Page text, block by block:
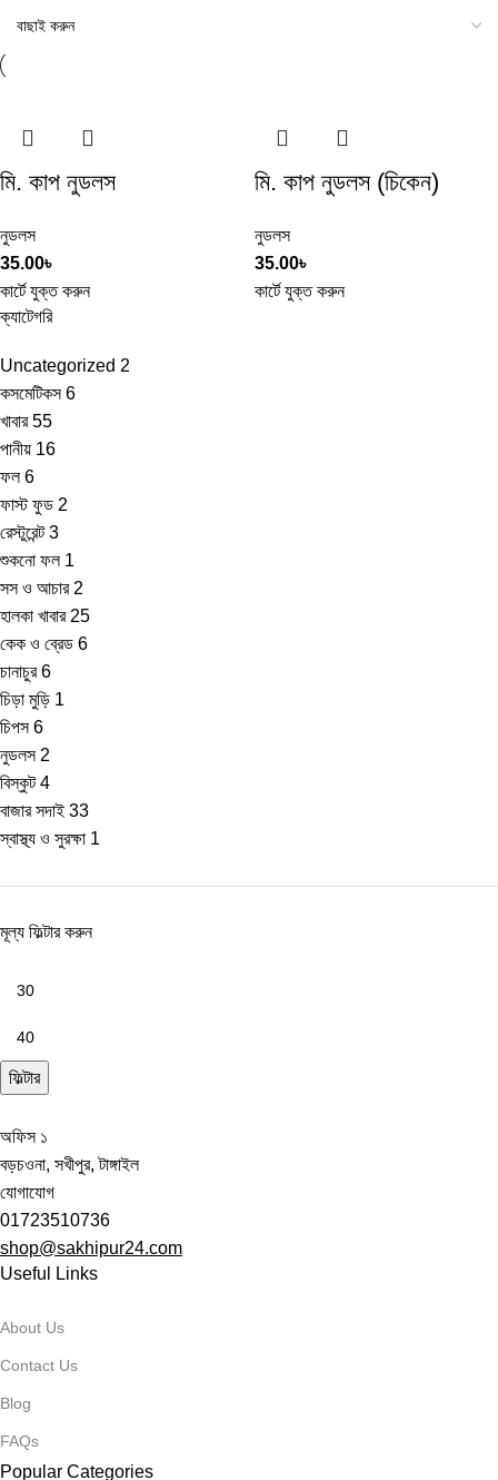
মি. কাপ নুডলস
নুডলস
35.00৳
কার্টে যুক্ত করুন
মি. কাপ নুডলস (চিকেন)
নুডলস
35.00৳
কার্টে যুক্ত করুন
ক্যাটেগরি
Uncategorized 2
কসমেটিকস 6
খাবার 55
পানীয় 16
ফল 6
ফাস্ট ফুড 2
রেস্টুরেন্ট 3
শুকনো ফল 1
সস ও আচার 2
হালকা খাবার 25
কেক ও ব্রেড 6
চানাচুর 6
চিড়া মুড়ি 1
চিপস 6
নুডলস 2
বিস্কুট 4
বাজার সদাই 33
স্বাস্থ্য ও সুরক্ষা 1
মূল্য ফিল্টার করুন
ফিল্টার
অফিস ১
বড়চওনা, সখীপুর, টাঙ্গাইল
যোগাযোগ
01723510736
shop@sakhipur24.com
Useful Links
About Us
Contact Us
Blog
FAQs
Popular Categories